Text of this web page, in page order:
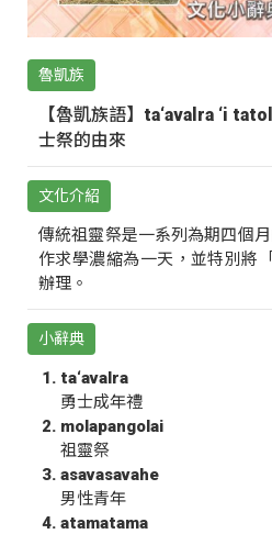
魯凱族
【魯凱族語】ta‘avalra ‘i
士祭的由來
文化介紹
傳統祖靈祭是一系列為期四個
作求學濃縮為一天，並特別將
辦理。
小辭典
ta‘avalra
勇士成年禮
molapangolai
祖靈祭
asavasavahe
男性青年
atamatama